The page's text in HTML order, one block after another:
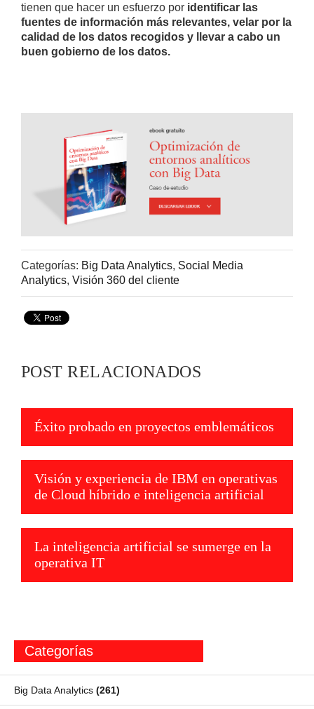
tienen que hacer un esfuerzo por identificar las
fuentes de información más relevantes, velar por la
calidad de los datos recogidos y llevar a cabo un
buen gobierno de los datos.
Categorías: Big Data Analytics, Social Media
Analytics, Visión 360 del cliente
POST RELACIONADOS
Éxito probado en proyectos emblemáticos
Visión y experiencia de IBM en operativas
de Cloud híbrido e inteligencia artificial
La inteligencia artificial se sumerge en la
operativa IT
Categorías
Big Data Analytics (261)